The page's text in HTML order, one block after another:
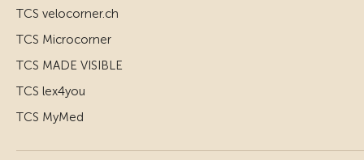
TCS velocorner.ch
TCS Microcorner
TCS MADE VISIBLE
TCS lex4you
TCS MyMed